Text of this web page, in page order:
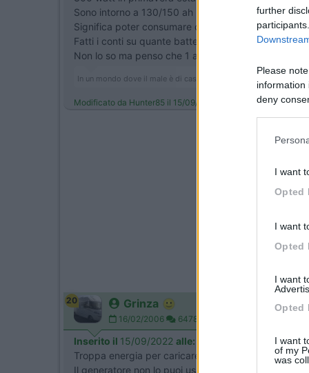
further
Please
information
deny
I want
Opted
I want
Opted
I want
Opted
I want
of my
was
Sono intorno a 130/150 ah a 12v, al giorno di
Significa poter consumare ogni giorno una batteria
Fatti i conti su quante batterie di bici carichi.
Non lo so ma penso che 1 al giorno tranquillamente.
In un mondo dove il male è di casa e ha vinto sempre, Dove
Modificato da Hunter85 il 15/09/2022 alle 11:10:53
20 Grinza
16/02/2006 64787
Inserito il 15/09/2022 alle:
Troppa energia per caricare le bici
Il generatore non lo puoi usare